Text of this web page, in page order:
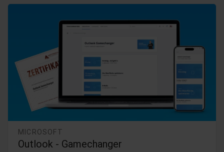
MICROSOFT
Outlook - Gamechanger